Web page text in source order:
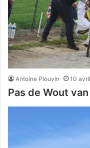
Antoine Plouvin 10
Pas de Wout